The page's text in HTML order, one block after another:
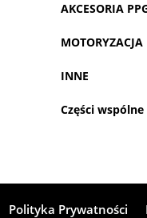
AKCESORIA
MOTORYZACJA
INNE
Części wspólne
Polityka Prywatności